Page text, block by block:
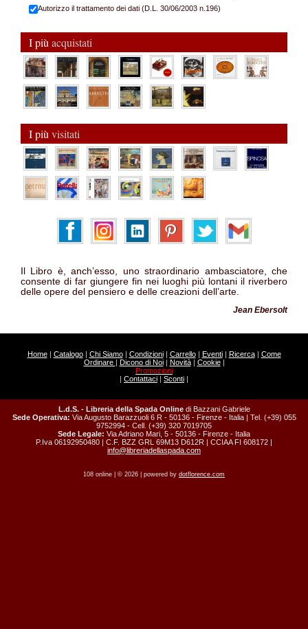
Autorizzo il trattamento dei dati (D.L. 30/06/2003 n.196)
I più acquistati
I più visitati
Il Libro è, anch’esso, uno straordinario ambasciatore, che
consente di far giungere fin nei luoghi più lontani il riverbero
delle opere del pensiero e delle creazioni dell’arte.
Jean Ebersolt
Home| Catalogo| Chi Siamo| Condizioni| Carrello| Eventi| Ricerca| Come
Ordinare | Dicono di Noi| Novità| Cookie|
Promozioni
| Contattaci | Sconti |
L.d.S. - Libreria della Spada Online di Bazzani Gabriele
Sede Operativa: Via Augusto Barazzuoli 6 R - 50136 - Firenze - Italia | Tel. (+39) 055
9752994 - Cell. (+39) 320 7019705
Sede Legale: Via Adriano Mari, 5 - 50136 - Firenze - Italia
P.Iva 06192950480 | C.F. BZZ GRL 69M13 D612R | CCIAA FI 608172 |
info@libreriadellaspada.com
108 online | © 2026 | powered by dotflorence.com